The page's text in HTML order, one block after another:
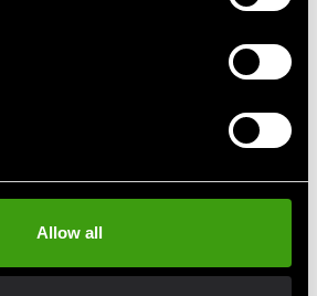
Allow all
MobilePay, Kustom & Adyen